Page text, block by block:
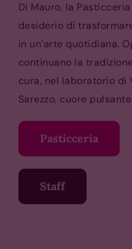
Di Mauro, la
desiderio di
in un’arte quotidiana.
continuano la
cura, nel laboratorio di
Sarezzo, cuore
Pasticceria
Staff